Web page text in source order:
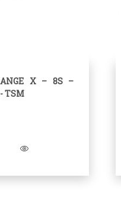
X – 8S –
TSM